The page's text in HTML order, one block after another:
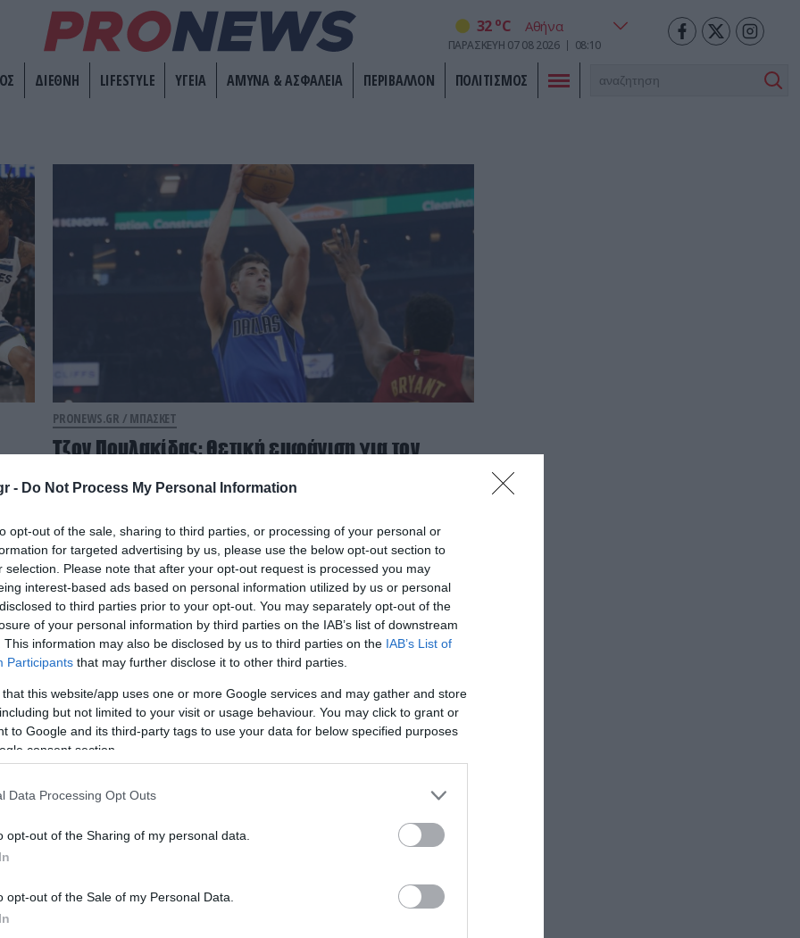
- Do Not Process My Personal Information
opt-out of the sale, sharing to third parties, or processing of your personal or
for targeted advertising by us, please use the below opt-out section to
selection. Please note that after your opt-out request is processed you may
interest-based ads based on personal information utilized by us or personal
to third parties prior to your opt-out. You may separately opt-out of the
of your personal information by third parties on the IAB’s list of downstream
This information may also be disclosed by us to third parties on the IAB’s List of
Participants that may further disclose it to other third parties.
that this website/app uses one or more Google services and may gather and store
but not limited to your visit or usage behaviour. You may click to grant or
to Google and its third-party tags to use your data for below specified purposes
consent section.
Data Processing Opt Outs
opt-out of the Sharing of my personal data.
opt-out of the Sale of my Personal Data.
32 oC
ΠΑΡΑΣΚΕΥΗ 07 08 2026 08:10
ΔΙΕΘΝΗ LIFESTYLE ΥΓΕΙΑ ΑΜΥΝΑ & ΑΣΦΑΛΕΙΑ ΠΕΡΙΒΑΛΛΟΝ ΠΟΛΙΤΙΣΜΟΣ
PRONEWS.GR / ΜΠΑΣΚΕΤ
Τζον Πουλακίδας: Θετική εμφάνιση για τον
Μάβερικς (βίντεο)
16.03.2026 | 10:07
δολάρια για μια θέση